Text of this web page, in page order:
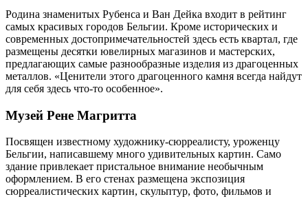
Родина знаменитых Рубенса и Ван Дейка входит в рейтинг
самых красивых городов Бельгии. Кроме исторических и
современных достопримечательностей здесь есть квартал, где
размещены десятки ювелирных магазинов и мастерских,
предлагающих самые разнообразные изделия из драгоценных
металлов. «Ценители этого драгоценного камня всегда найдут
для себя здесь что-то особенное».
Музей Рене Магритта
Посвящен известному художнику-сюрреалисту, уроженцу
Бельгии, написавшему много удивительных картин. Само
здание привлекает пристальное внимание необычным
оформлением. В его стенах размещена экспозиция
сюрреалистических картин, скульптур, фото, фильмов и